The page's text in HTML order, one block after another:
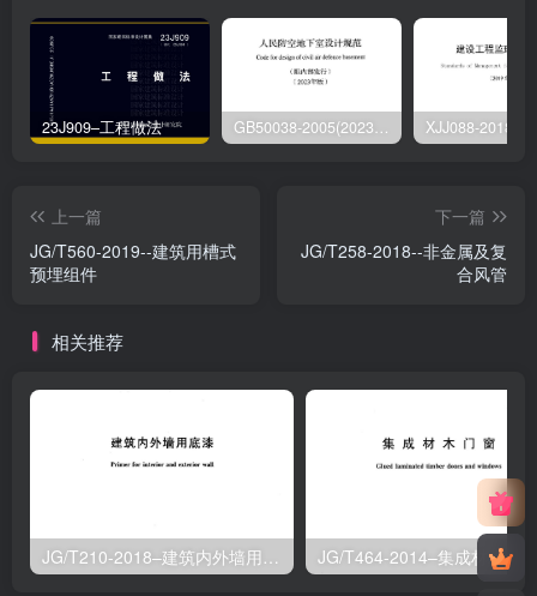
23J909–工程做法 GB50038-2005(2023版)–人民防空地下室设计规范
上一篇
JG/T560-2019--建筑用槽式
预埋组件
下一篇
JG/T258-2018--非金属及复
合风管
相关推荐
JG/T210-2018–建筑内外墙用底漆 JG/T464-2014–集成材木门窗